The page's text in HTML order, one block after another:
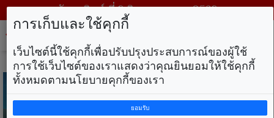
วันอาทิตย์ ที่ 9 สิงหาคม พ.ศ. 2569
การเก็บและใช้คุกกี้
เว็บไซต์นี้ใช้คุกกี้เพื่อปรับปรุงประสบการณ์ของผู้ใช้
การใช้เว็บไซต์ของเราแสดงว่าคุณยินยอมให้ใช้คุกกี้
ทั้งหมดตามนโยบายคุกกี้ของเรา
ยอมรับ